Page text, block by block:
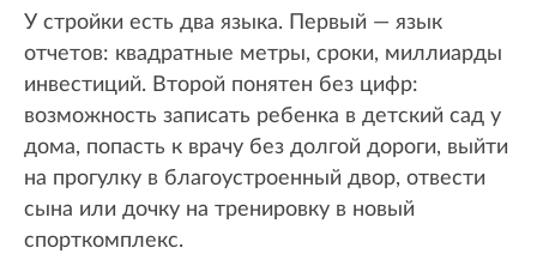
У стройки есть два языка. Первый — язык
отчетов: квадратные метры, сроки, миллиарды
инвестиций. Второй понятен без цифр:
возможность записать ребенка в детский сад у
дома, попасть к врачу без долгой дороги, выйти
на прогулку в благоустроенный двор, отвести
сына или дочку на тренировку в новый
спорткомплекс.